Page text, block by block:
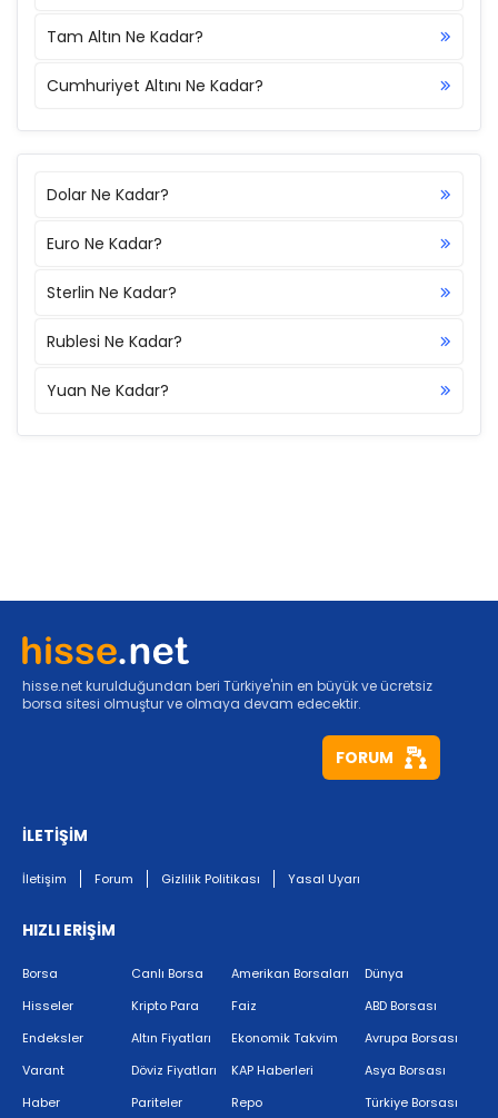
Tam Altın Ne Kadar?
Cumhuriyet Altını Ne Kadar?
Dolar Ne Kadar?
Euro Ne Kadar?
Sterlin Ne Kadar?
Rublesi Ne Kadar?
Yuan Ne Kadar?
hisse.net kurulduğundan beri Türkiye'nin en büyük ve ücretsiz
borsa sitesi olmuştur ve olmaya devam edecektir.
FORUM
İLETİŞİM
İletişim Forum Gizlilik Politikası Yasal Uyarı
HIZLI ERİŞİM
Borsa
Hisseler
Endeksler
Varant
Haber
Canlı Borsa
Kripto Para
Altın Fiyatları
Döviz Fiyatları
Pariteler
Amerikan Borsaları
Faiz
Ekonomik Takvim
KAP Haberleri
Repo
Dünya
ABD Borsası
Avrupa Borsası
Asya Borsası
Türkiye Borsası